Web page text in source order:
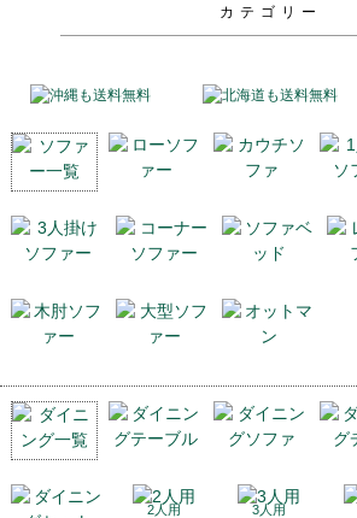
カテゴリー
2人用 3人用